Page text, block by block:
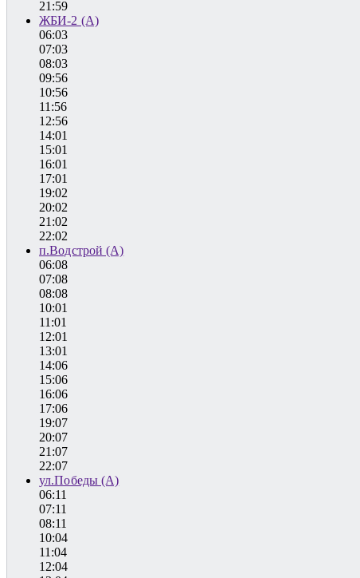
21:59
ЖБИ-2 (А)
06:03
07:03
08:03
09:56
10:56
11:56
12:56
14:01
15:01
16:01
17:01
19:02
20:02
21:02
22:02
п.Водстрой (А)
06:08
07:08
08:08
10:01
11:01
12:01
13:01
14:06
15:06
16:06
17:06
19:07
20:07
21:07
22:07
ул.Победы (А)
06:11
07:11
08:11
10:04
11:04
12:04